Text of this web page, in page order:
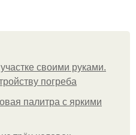
своими руками.
погреба
палитра с яркими